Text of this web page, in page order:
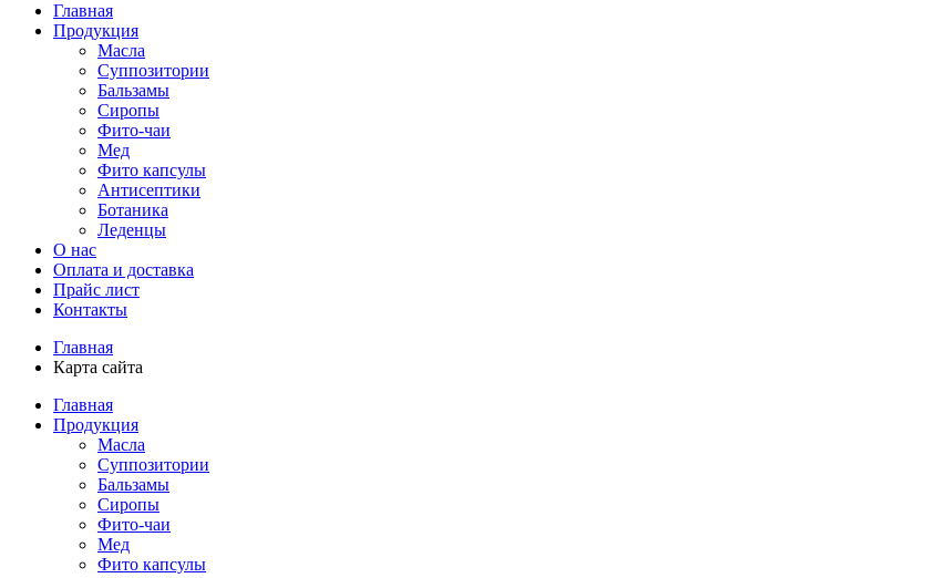
Главная
Продукция
Масла
Суппозитории
Бальзамы
Сиропы
Фито-чаи
Мед
Фито капсулы
Антисептики
Ботаника
Леденцы
О нас
Оплата и доставка
Прайс лист
Контакты
Главная
Карта сайта
Главная
Продукция
Масла
Суппозитории
Бальзамы
Сиропы
Фито-чаи
Мед
Фито капсулы